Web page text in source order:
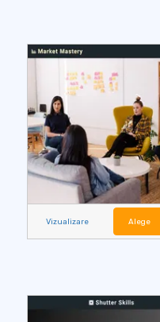
Vizualizare Alege